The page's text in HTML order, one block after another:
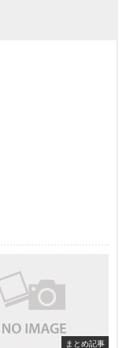
まとめ記事